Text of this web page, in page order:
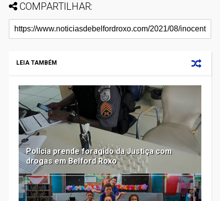
COMPARTILHAR:
LEIA TAMBÉM
Polícia prende foragido da Justiça com
drogas em Belford Roxo